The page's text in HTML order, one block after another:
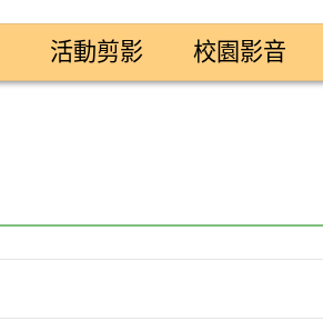
活動剪影 校園影音